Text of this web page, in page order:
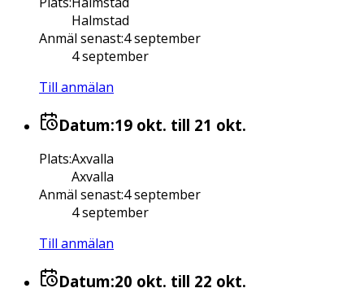
Halmstad
Anmäl senast:4 september
4 september
Till anmälan
Datum:19 okt. till 21 okt.
Plats:Axvalla
Axvalla
Anmäl senast:4 september
4 september
Till anmälan
Datum:20 okt. till 22 okt.